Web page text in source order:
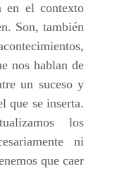
en el contexto
Son, también
nos hablan de
un suceso y
que se inserta.
los
ni
que caer